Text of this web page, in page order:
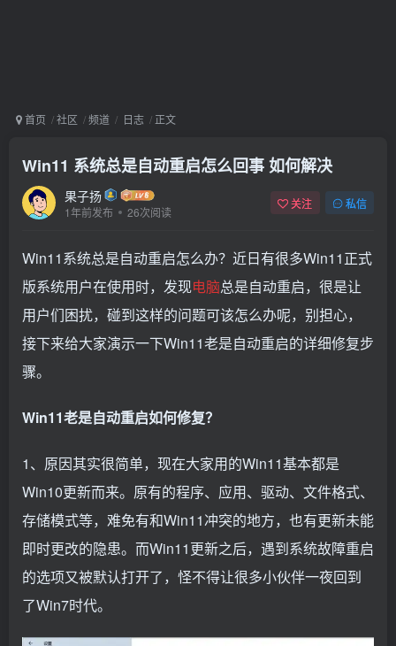
首页 社区 频道 日志 正文
Win11 系统总是自动重启怎么回事 如何解决
果子扬
1年前发布 26次阅读
关注 私信
Win11系统总是自动重启怎么办？近日有很多Win11正式
版系统用户在使用时，发现电脑总是自动重启，很是让
用户们困扰，碰到这样的问题可该怎么办呢，别担心，
接下来给大家演示一下Win11老是自动重启的详细修复步
骤。
Win11老是自动重启如何修复？
1、原因其实很简单，现在大家用的Win11基本都是
Win10更新而来。原有的程序、应用、驱动、文件格式、
存储模式等，难免有和Win11冲突的地方，也有更新未能
即时更改的隐患。而Win11更新之后，遇到系统故障重启
的选项又被默认打开了，怪不得让很多小伙伴一夜回到
了Win7时代。